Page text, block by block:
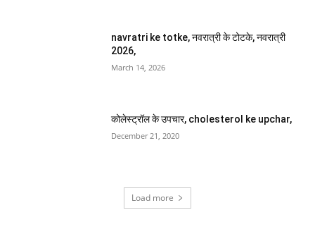
navratri ke totke, नवरात्री के टोटके, नवरात्री
2026,
March 14, 2026
कोलेस्ट्रॉल के उपचार, cholesterol ke upchar,
December 21, 2020
Load more